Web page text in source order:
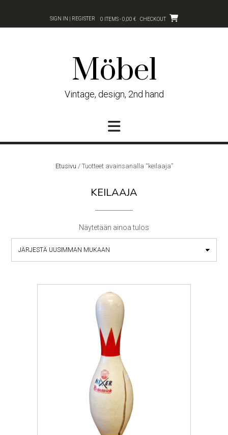
content
SIGN IN | REGISTER 0 ITEMS - 0,00 € CHECKOUT
Möbel
Vintage, design, 2nd hand
Etusivu / Tuotteet avainsanalla “keilaaja”
KEILAAJA
Näytetään ainoa tulos